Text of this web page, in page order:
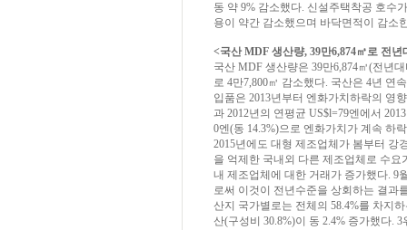
동 약 9% 감소했다. 신설주택착공 호수
용이 약간 감소했으며 바닥면적이 감소
<국산 MDF 생산량, 39만6,874㎥로 전년
국산 MDF 생산량은 39만6,874㎥(전년
로 4만7,800㎥ 감소했다. 국산은 4년 연
입품은 2013년부터 엔화가치하락의 영
과 2012년의 연평균 US$l=79엔에서
0엔(동 14.3%)으로 엔화가치가 계속 하
2015년에도 대형 제조업체가 봄부터 강
을 억제한 국내외 다른 제조업체로 수
내 제조업체에 대한 거래가 증가했다. 9
로써 이것이 전년수준을 상회하는 결과
산지 국가별로는 전체의 58.4%를 차지
산(구성비 30.8%)이 동 2.4% 증가했다.